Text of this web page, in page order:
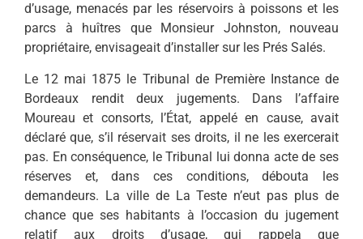
d’usage, menacés par les réservoirs à poissons et les
parcs à huîtres que Monsieur Johnston, nouveau
propriétaire, envisageait d’installer sur les Prés Salés.
Le 12 mai 1875 le Tribunal de Première Instance de
Bordeaux rendit deux jugements. Dans l’affaire
Moureau et consorts, l’État, appelé en cause, avait
déclaré que, s’il réservait ses droits, il ne les exercerait
pas. En conséquence, le Tribunal lui donna acte de ses
réserves et, dans ces conditions, débouta les
demandeurs. La ville de La Teste n’eut pas plus de
chance que ses habitants à l’occasion du jugement
relatif aux droits d’usage, qui rappela que